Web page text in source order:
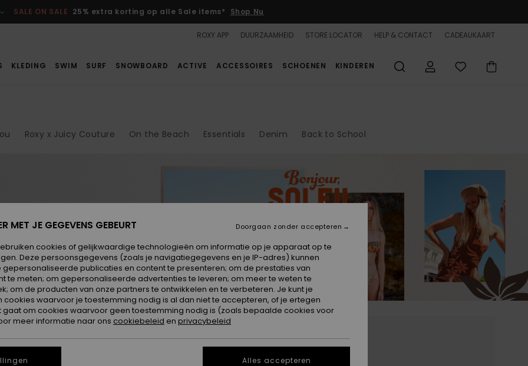
SALE ON SALE 25% extra korting op alle Sale items* Shop Nu
ROXY APP DUURZAAMHEID STORE LOCATOR HELP & CONTACT CADEAUKAART
KLEDING SWIM SURF SNOWBOARD ACTIVE ACCESSOIRES SCHOENEN KINDEREN
Roxy x Juicy Couture On the Beach Essentials Denim Back to School
zijn binnenkort weer verkrijgbaar
MET JE GEGEVENS GEBEURT
cookies of gelijkwaardige technologieën om informatie op je apparaat op te
Deze persoonsgegevens (zoals je navigatiegegevens en je IP-adres) kunnen
publicaties en content te presenteren; om de prestaties van
te meten; om gepersonaliseerde advertenties te leveren; om meer te weten te
om de producten van onze partners te ontwikkelen en te verbeteren. Je kunt je
cookies waarvoor je toestemming nodig is al dan niet te accepteren, of je ertegen
gaat om cookies waarvoor geen toestemming nodig is (zoals bepaalde cookies voor
meer informatie naar ons cookiebeleid en privacybeleid
Doorgaan zonder accepteren
Alles accepteren